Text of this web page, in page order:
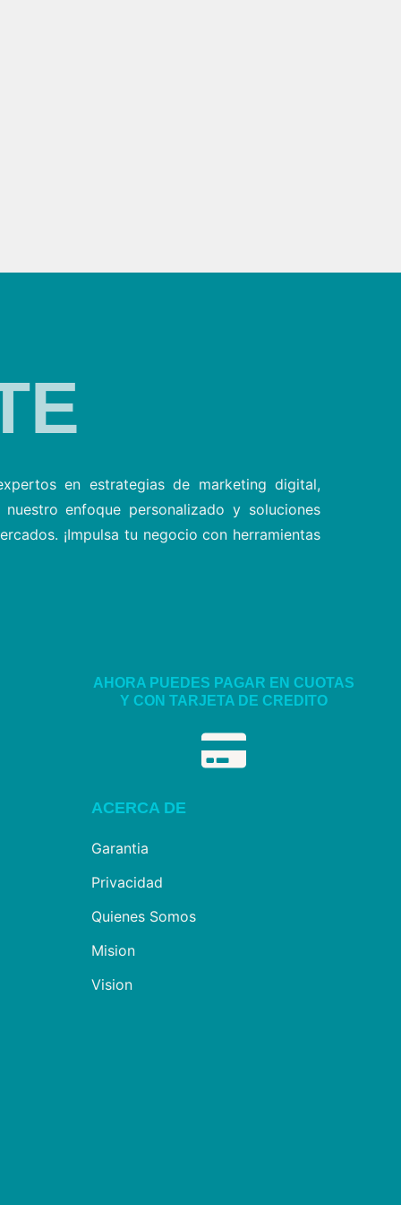
en estrategias de marketing digital,
enfoque personalizado y soluciones
¡Impulsa tu negocio con herramientas
AHORA PUEDES PAGAR EN CUOTAS
Y CON TARJETA DE CREDITO
ACERCA DE
Garantia
Privacidad
Quienes Somos
Mision
Vision